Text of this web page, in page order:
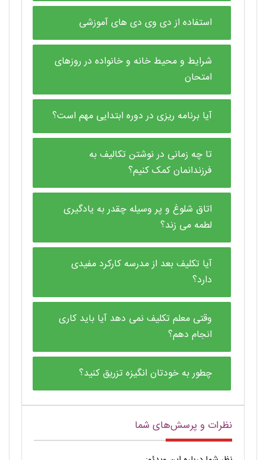
استفاده از دی وی دی های آموزشی
شرایط و محیط خانه و خانواده در روزهای
امتحان
آیا برنامه ریزی در دوره ابتدایی مهم است؟
تا چه زمانی در نوشتن تکالیف به
فرزندانمان کمک کنیم؟
اتاق شلوغ و پر وسیله چقدر به یادگیری
لطمه می زند؟
آیا تکلیف بعد از مدرسه کارکرد مفیدی
دارد؟
وقتی معلم تکلیف نمی دهد آیا باید کاری
انجام دهم؟
چطور به خودتان انگیزه تزریق کنید؟
نظرات و پرسش‌های شما